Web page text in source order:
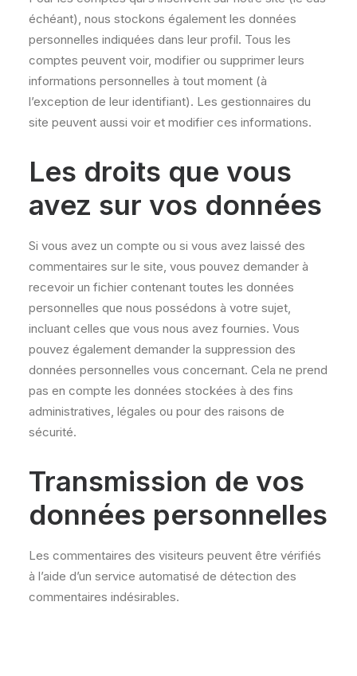
échéant), nous stockons également les données
personnelles indiquées dans leur profil. Tous les
comptes peuvent voir, modifier ou supprimer leurs
informations personnelles à tout moment (à
l’exception de leur identifiant). Les gestionnaires du
site peuvent aussi voir et modifier ces informations.
Les droits que vous
avez sur vos données
Si vous avez un compte ou si vous avez laissé des
commentaires sur le site, vous pouvez demander à
recevoir un fichier contenant toutes les données
personnelles que nous possédons à votre sujet,
incluant celles que vous nous avez fournies. Vous
pouvez également demander la suppression des
données personnelles vous concernant. Cela ne prend
pas en compte les données stockées à des fins
administratives, légales ou pour des raisons de
sécurité.
Transmission de vos
données personnelles
Les commentaires des visiteurs peuvent être vérifiés
à l’aide d’un service automatisé de détection des
commentaires indésirables.